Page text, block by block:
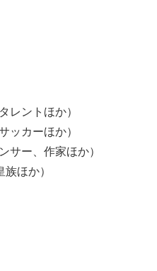
レントほか）
ッカーほか）
サー、作家ほか）
族ほか）